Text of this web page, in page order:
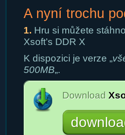
A nyní trochu
1. Hru si můžete
Xsoft’s DDR X
K dispozici je verze „
500MB„.
Download